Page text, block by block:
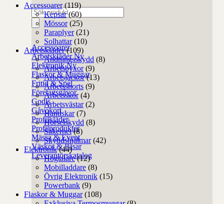
Produktsökning
Accessoarer
Arbetskläder
Elektronik
Flaskor & Muggar
Fritid & Spel
Företagsgåvor
Godis
Gåvokort
Profilkläder
Profilprodukter
Mässa & Event
Väskor & Påsar
Leverantörskatalog
Accessoarer (119)
Kepsar (60)
Mössor (25)
Paraplyer (21)
Solhattar (10)
Arbetskläder (109)
Andningsskydd (8)
Arbetsbyxor (9)
Arbetsjackor (13)
Arbetsshorts (9)
Arbetsskor (4)
Arbetsvästar (2)
Handskar (7)
Hörselskydd (8)
Säkerhet (8)
Skyddshjälmar (42)
Elektronik (44)
Högtalare (12)
Mobilladdare (8)
Övrig Elektronik (15)
Powerbank (9)
Flaskor & Muggar (108)